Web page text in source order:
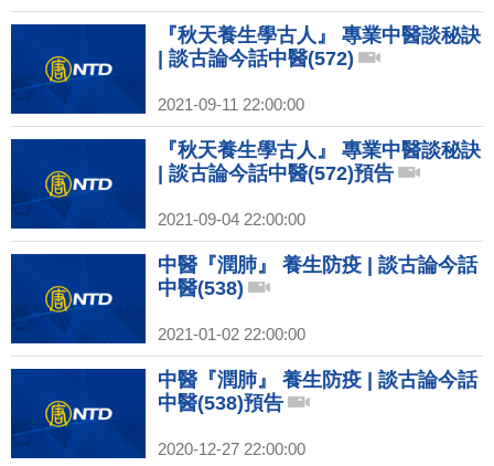
『秋天養生學古人』 專業中醫談秘訣
| 談古論今話中醫(572)
2021-09-11 22:00:00
『秋天養生學古人』 專業中醫談秘訣
| 談古論今話中醫(572)預告
2021-09-04 22:00:00
中醫『潤肺』 養生防疫 | 談古論今話
中醫(538)
2021-01-02 22:00:00
中醫『潤肺』 養生防疫 | 談古論今話
中醫(538)預告
2020-12-27 22:00:00